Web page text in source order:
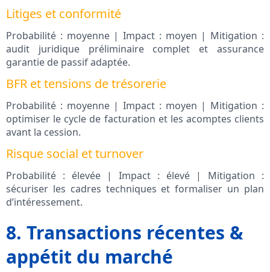
Litiges et conformité
Probabilité : moyenne | Impact : moyen | Mitigation :
audit juridique préliminaire complet et assurance
garantie de passif adaptée.
BFR et tensions de trésorerie
Probabilité : moyenne | Impact : moyen | Mitigation :
optimiser le cycle de facturation et les acomptes clients
avant la cession.
Risque social et turnover
Probabilité : élevée | Impact : élevé | Mitigation :
sécuriser les cadres techniques et formaliser un plan
d’intéressement.
8. Transactions récentes &
appétit du marché